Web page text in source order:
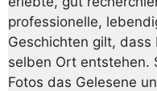
professionelle,
Geschichten gilt, dass
selben Ort entstehen.
Fotos das Gelesene